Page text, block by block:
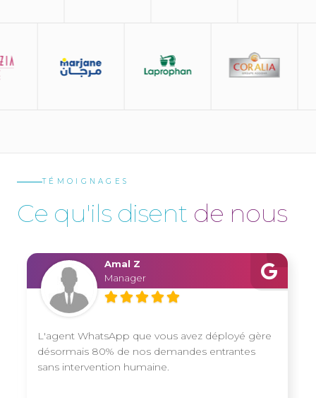
TÉMOIGNAGES
Ce qu'ils disent de nous
Amal Z
Manager
L'agent WhatsApp que vous avez déployé gère
désormais 80% de nos demandes entrantes
sans intervention humaine.